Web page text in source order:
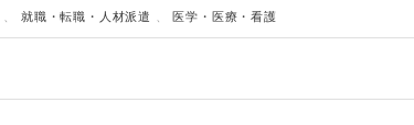
、就職・転職・人材派遣 、医学・医療・看護